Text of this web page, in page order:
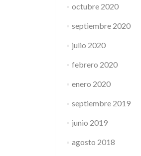
octubre 2020
septiembre 2020
julio 2020
febrero 2020
enero 2020
septiembre 2019
junio 2019
agosto 2018